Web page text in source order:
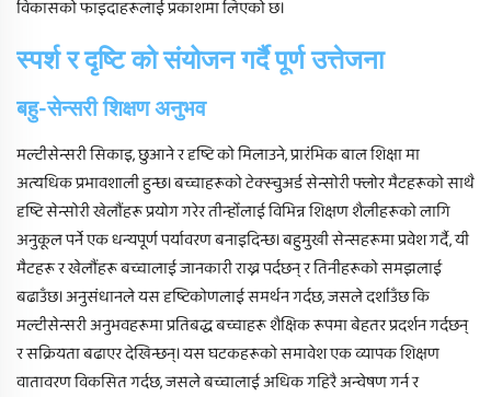
विकासको फाइदाहरूलाई प्रकाशमा लिएको छ।
स्पर्श र दृष्टि को संयोजन गर्दै पूर्ण उत्तेजना
बहु-सेन्सरी शिक्षण अनुभव
मल्टीसेन्सरी सिकाइ, छुआने र दृष्टि को मिलाउने, प्रारंभिक बाल शिक्षा मा
अत्यधिक प्रभावशाली हुन्छ। बच्चाहरूको टेक्स्चुअर्ड सेन्सोरी फ्लोर मैटहरूको साथै
दृष्टि सेन्सोरी खेलौंहरू प्रयोग गरेर तीन्होँलाई विभिन्न शिक्षण शैलीहरूको लागि
अनुकूल पर्ने एक धन्यपूर्ण पर्यावरण बनाइदिन्छ। बहुमुखी सेन्सहरूमा प्रवेश गर्दै, यी
मैटहरू र खेलौंहरू बच्चालाई जानकारी राख्न पर्दछन् र तिनीहरूको समझलाई
बढाउँछ। अनुसंधानले यस दृष्टिकोणलाई समर्थन गर्दछ, जसले दर्शाउँछ कि
मल्टीसेन्सरी अनुभवहरूमा प्रतिबद्ध बच्चाहरू शैक्षिक रूपमा बेहतर प्रदर्शन गर्दछन्
र सक्रियता बढाएर देखिन्छन्। यस घटकहरूको समावेश एक व्यापक शिक्षण
वातावरण विकसित गर्दछ, जसले बच्चालाई अधिक गहिरै अन्वेषण गर्न र